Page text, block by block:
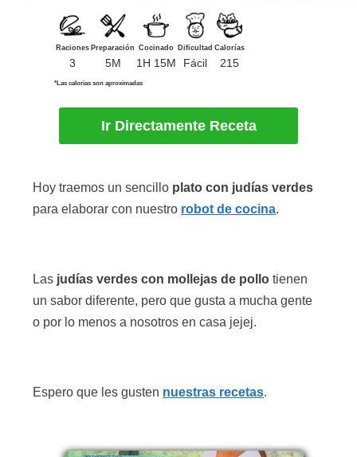
Raciones
3
Preparación
5M
Cocinado
1H 15M
Dificultad
Fácil
Calorías
215
*Las calorías son aproximadas
Ir Directamente Receta
Hoy traemos un sencillo plato con judías verdes
para elaborar con nuestro robot de cocina.
Las judías verdes con mollejas de pollo tienen
un sabor diferente, pero que gusta a mucha gente
o por lo menos a nosotros en casa jejej.
Espero que les gusten nuestras recetas.